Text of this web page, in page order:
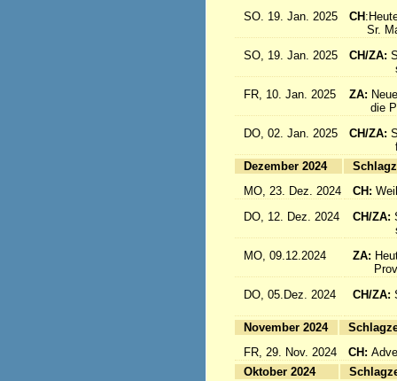
SO. 19. Jan. 2025
CH
Sr.
SO, 19. Jan. 2025
CH/ZA:
sind
FR, 10. Jan. 2025
ZA:
die
DO, 02. Jan. 2025
CH/ZA:
Dezember 2024
MO, 23. Dez. 2024
CH:
DO, 12. Dez. 2024
CH/ZA:
MO, 09.12.2024
ZA:
DO, 05.Dez. 2024
CH/ZA:
November 2024
FR, 29. Nov. 2024
CH:
Oktober 2024